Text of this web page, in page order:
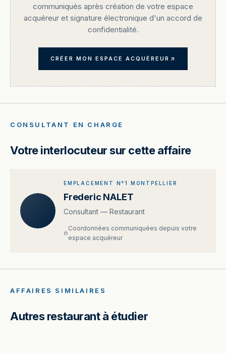
communiqués après création de votre espace
acquéreur et signature électronique d'un accord de
confidentialité.
CRÉER MON ESPACE ACQUÉREUR
CONSULTANT EN CHARGE
Votre interlocuteur sur cette affaire
EMPLACEMENT N°1 MONTPELLIER
Frederic NALET
Consultant — Restaurant
Coordonnées communiquées depuis votre
espace acquéreur
AFFAIRES SIMILAIRES
Autres restaurant à étudier